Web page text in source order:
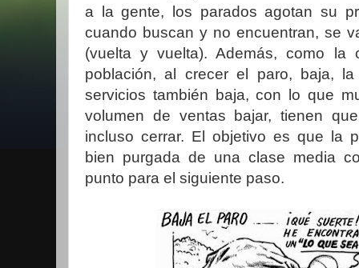
a la gente, los parados agotan su
cuando buscan y no encuentran, se
(vuelta y vuelta). Además, como la
población, al crecer el paro, baja,
servicios también baja, con lo que
volumen de ventas bajar, tienen
incluso cerrar. El objetivo es que la
bien purgada de una clase media
punto para el siguiente paso.